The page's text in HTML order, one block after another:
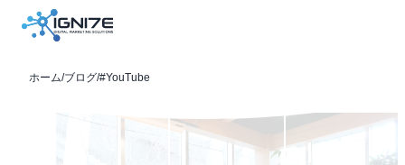
ホーム/ブログ/#YouTube